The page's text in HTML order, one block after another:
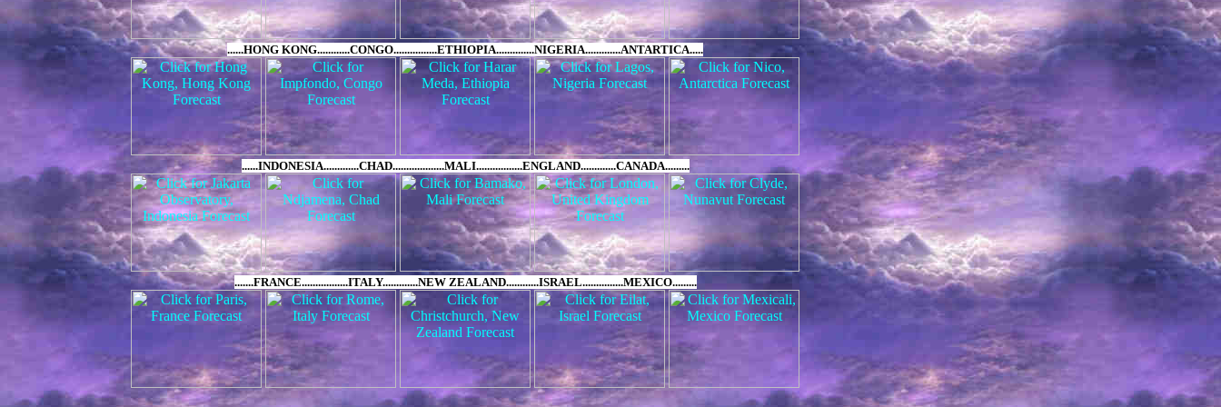
......HONG KONG............CONGO................ETHIOPIA..............NIGERIA.............ANTARTICA.....
......INDONESIA.............CHAD...................MALI.................ENGLAND.............CANADA.........
.......FRANCE.................ITALY.............NEW ZEALAND............ISRAEL...............MEXICO.........